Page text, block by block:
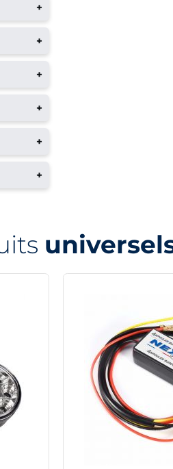
+
+
+
+
+
+